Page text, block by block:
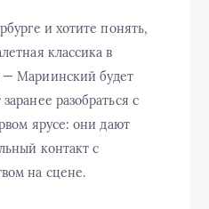
и хотите понять,
классика в
Мариинский будет
разобраться с
ярусе: они дают
контакт с
на сцене.